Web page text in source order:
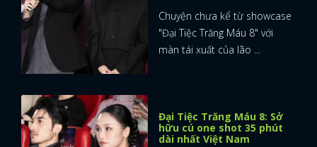
Chuyện chưa kể từ showcase
"Đại Tiệc Trăng Máu 8" với
màn tái xuất của lão ...
Đại Tiệc Trăng Máu 8: Sở
hữu cú one shot 35 phút
dài nhất Việt Nam